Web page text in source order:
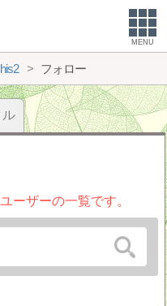
MENU
フォロー
ル
ーザーの一覧です。